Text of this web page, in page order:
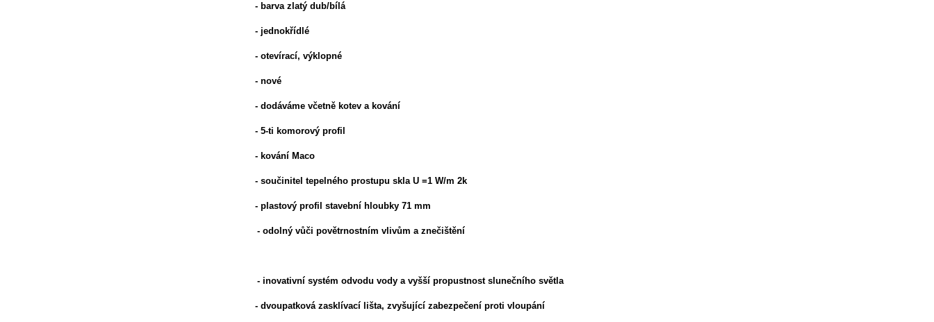
- barva zlatý dub/bílá
- jednokřídlé
- otevírací, výklopné
- nové
- dodáváme včetně kotev a kování
- 5-ti komorový profil
- kování Maco
- součinitel tepelného prostupu skla U =1 W/m 2k
- plastový profil stavební hloubky 71 mm
- odolný vůči povětrnostním vlivům a znečištění
- inovativní systém odvodu vody a vyšší propustnost slunečního světla
- dvoupatková zasklívací lišta, zvyšující zabezpečení proti vloupání